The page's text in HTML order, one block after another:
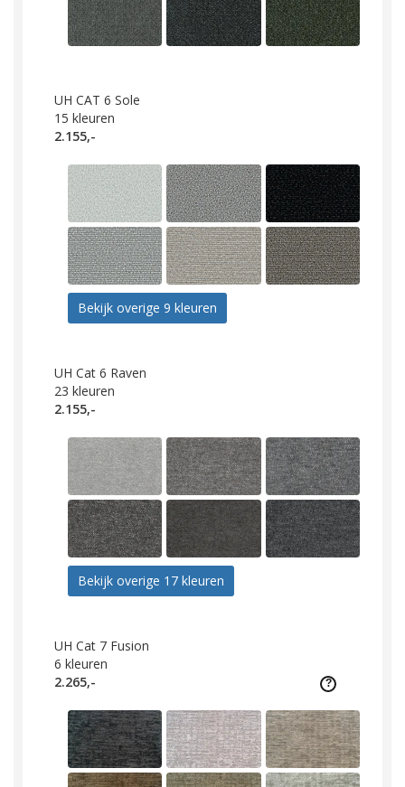
UH CAT 6 Sole
15 kleuren
2.155,-
Bekijk overige 9 kleuren
UH Cat 6 Raven
23 kleuren
2.155,-
Bekijk overige 17 kleuren
UH Cat 7 Fusion
6 kleuren
2.265,-